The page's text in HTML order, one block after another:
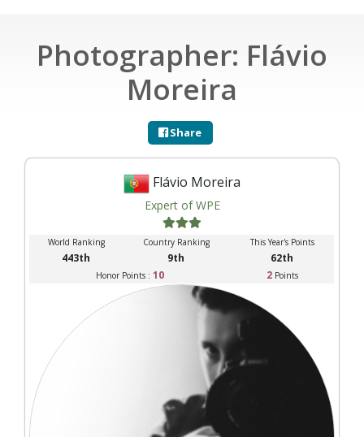
Photographer: Flávio
Moreira
Share
Flávio Moreira
Expert of WPE
World Ranking Country Ranking This Year's Points
443th 9th 62th
Honor Points : 10 2Points